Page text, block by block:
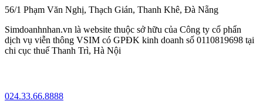
56/1 Phạm Văn Nghị, Thạch Gián, Thanh Khê, Đà Nẵng
Simdoanhnhan.vn là website thuộc sở hữu của Công ty cổ phẩn
dịch vụ viễn thông VSIM có GPĐK kinh doanh số 0110819698 tại
chi cục thuế Thanh Trì, Hà Nội
024.33.66.8888